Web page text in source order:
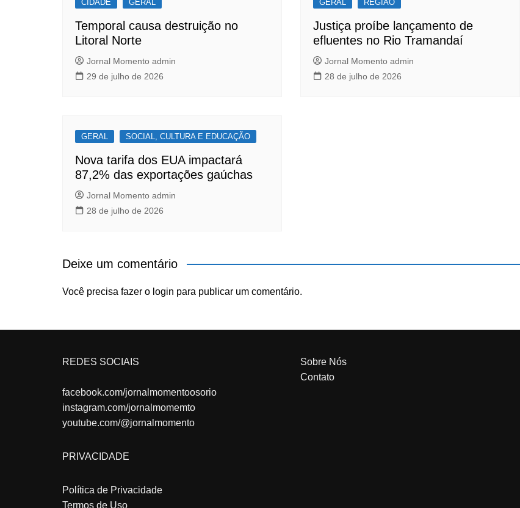
o
k
p
CIDADE GERAL
Temporal causa destruição no
Litoral Norte
Jornal Momento admin
29 de julho de 2026
GERAL REGIÃO
Justiça proíbe lançamento de
efluentes no Rio Tramandaí
Jornal Momento admin
28 de julho de 2026
GERAL SOCIAL, CULTURA E EDUCAÇÃO
Nova tarifa dos EUA impactará
87,2% das exportações gaúchas
Jornal Momento admin
28 de julho de 2026
Deixe um comentário
Você precisa fazer o login para publicar um comentário.
REDES SOCIAIS
facebook.com/jornalmomentoosorio
instagram.com/jornalmomemto
youtube.com/@jornalmomento
PRIVACIDADE
Política de Privacidade
Termos de Uso
Sobre Nós
Contato